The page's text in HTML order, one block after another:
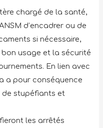
chargé de la santé,
d’encadrer ou de
si nécessaire,
usage et la sécurité
En lien avec
a pour conséquence
stupéfiants et
les arrêtés